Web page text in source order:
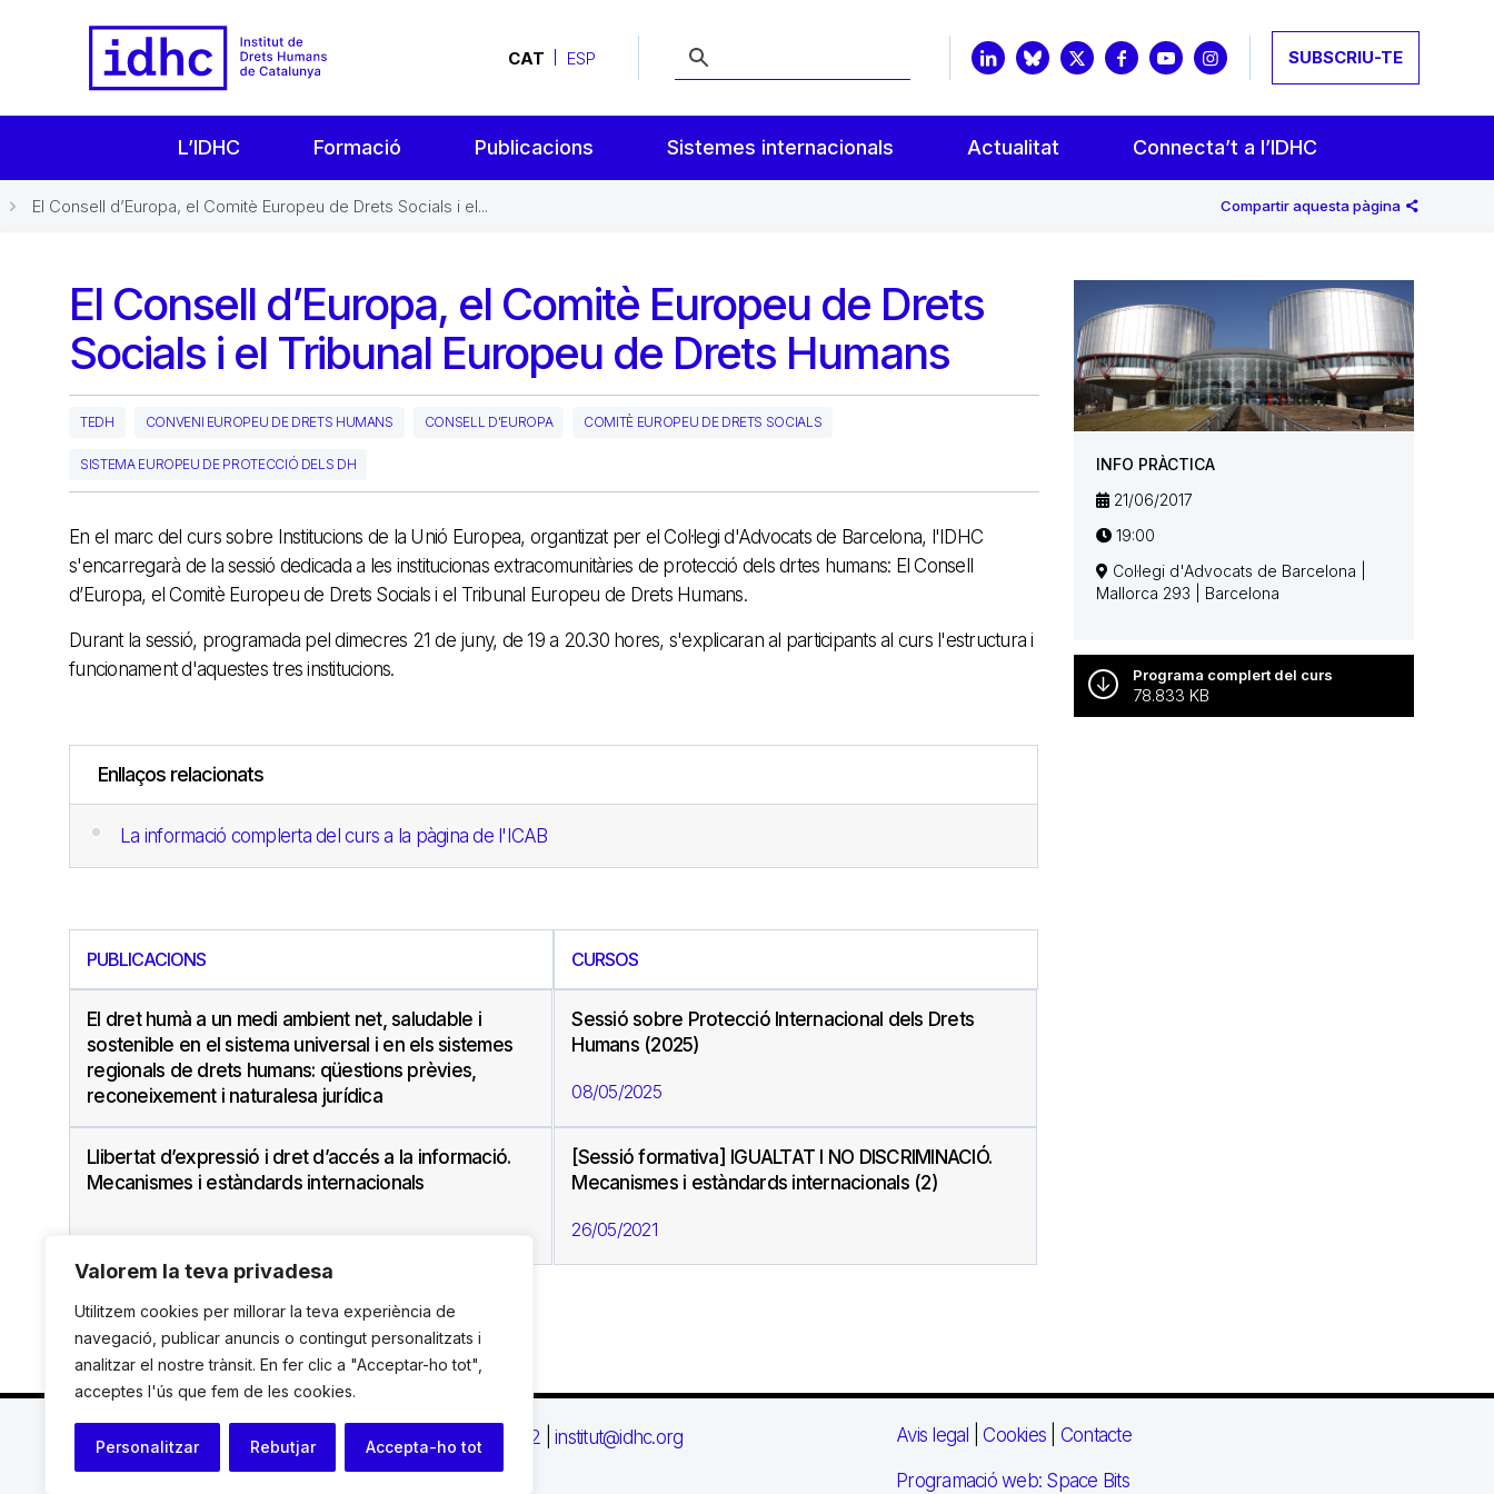
Valorem la teva privadesa
Utilitzem cookies per millorar la teva experiència de
navegació, publicar anuncis o contingut personalitzats i
analitzar el nostre trànsit. En fer clic a "Acceptar-ho tot",
acceptes l'ús que fem de les cookies.
Personalitzar Rebutjar Accepta-ho tot
CAT ESP SUBSCRIU-TE
L’IDHC Formació Publicacions Sistemes internacionals Actualitat Connecta’t a l’IDHC
El Consell d’Europa, el Comitè Europeu de Drets Socials i el... Compartir aquesta pàgina
El Consell d’Europa, el Comitè Europeu de Drets
Socials i el Tribunal Europeu de Drets Humans
TEDH CONVENI EUROPEU DE DRETS HUMANS CONSELL D'EUROPA COMITÈ EUROPEU DE DRETS SOCIALS
SISTEMA EUROPEU DE PROTECCIÓ DELS DH
En el marc del curs sobre Institucions de la Unió Europea, organtizat per el Col·legi d'Advocats de Barcelona, l'IDHC
s'encarregarà de la sessió dedicada a les institucionas extracomunitàries de protecció dels drtes humans: El Consell
d’Europa, el Comitè Europeu de Drets Socials i el Tribunal Europeu de Drets Humans.
Durant la sessió, programada pel dimecres 21 de juny, de 19 a 20.30 hores, s'explicaran al participants al curs l'estructura i
funcionament d'aquestes tres institucions.
Enllaços relacionats
La informació complerta del curs a la pàgina de l'ICAB
PUBLICACIONS
El dret humà a un medi ambient net, saludable i
sostenible en el sistema universal i en els sistemes
regionals de drets humans: qüestions prèvies,
reconeixement i naturalesa jurídica
Llibertat d’expressió i dret d’accés a la informació.
Mecanismes i estàndards internacionals
CURSOS
Sessió sobre Protecció Internacional dels Drets
Humans (2025)
08/05/2025
[Sessió formativa] IGUALTAT I NO DISCRIMINACIÓ.
Mecanismes i estàndards internacionals (2)
26/05/2021
INFO PRÀCTICA
21/06/2017
19:00
Col·legi d'Advocats de Barcelona |
Mallorca 293 | Barcelona
Programa complert del curs
78.833 KB
C. Avinyó 44, 2n | 08002 Barcelona | T.: +34 93 119 03 72 institut@idhc.org Avis legal |Cookies Contacte
Programació web: Space Bits